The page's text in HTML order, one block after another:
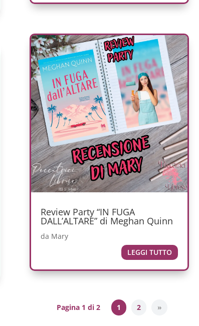
Review Party “IN FUGA
DALL’ALTARE” di Meghan Quinn
da Mary
LEGGI TUTTO
Pagina 1 di 2 1 2 »